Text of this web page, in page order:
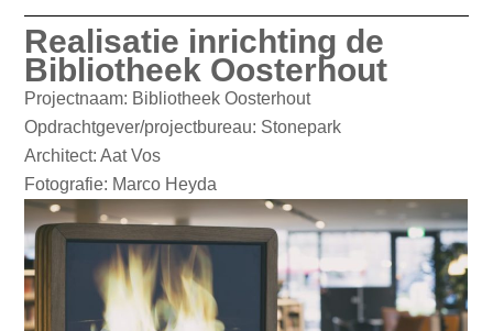
Realisatie inrichting de
Bibliotheek Oosterhout
Projectnaam: Bibliotheek Oosterhout
Opdrachtgever/projectbureau: Stonepark
Architect: Aat Vos
Fotografie: Marco Heyda